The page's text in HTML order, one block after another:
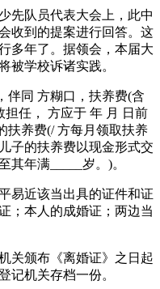
队员代表大会上，此中
收到的提案进行回答。这
多年了。据领会，本届大
被学校诉诸实践。
同 方糊口，扶养费(含
任， 方应于 年 月 日前
扶养费(/ 方每月领取扶养
子的扶养费以现金形式交
年满_____岁。)。
近该当出具的证件和证
；本人的成婚证；两边当
颁布《离婚证》之日起
记机关存档一份。